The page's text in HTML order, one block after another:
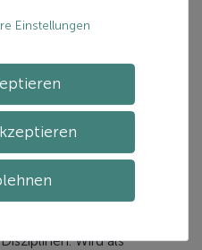
Wird als
Einstellungen